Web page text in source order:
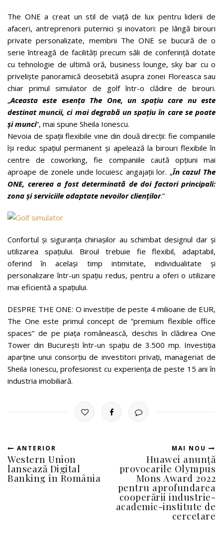
The ONE a creat un stil de viață de lux pentru liderii de
afaceri, antreprenorii puternici și inovatori: pe lângă birouri
private personalizate, membrii The ONE se bucură de o
serie întreagă de facilități precum săli de conferință dotate
cu tehnologie de ultimă oră, business lounge, sky bar cu o
priveliște panoramică deosebită asupra zonei Floreasca sau
chiar primul simulator de golf într-o clădire de birouri.
„Aceasta este esența The One, un spațiu care nu este
destinat muncii, ci mai degrabă un spațiu în care se poate
și munci”, mai spune Sheila Ionescu.
Nevoia de spații flexibile vine din două direcții: fie companiile
își reduc spațiul permanent și apelează la birouri flexibile în
centre de coworking, fie companiile caută opțiuni mai
aproape de zonele unde locuiesc angajații lor. „În cazul The
ONE, cererea a fost determinată de doi factori principali:
zona și serviciile adaptate nevoilor clienților.”
Confortul și siguranța chiriașilor au schimbat designul dar și
utilizarea spațiului. Biroul trebuie fie flexibil, adaptabil,
oferind în același timp intimitate, individualitate și
personalizare într-un spațiu redus, pentru a oferi o utilizare
mai eficientă a spațiului.
DESPRE THE ONE: O investiție de peste 4 milioane de EUR,
The One este primul concept de ”premium flexible office
spaces” de pe piața românească, deschis în clădirea One
Tower din București într-un spațiu de 3.500 mp. Investiția
aparține unui consorțiu de investitori privați, manageriat de
Sheila Ionescu, profesionist cu experiența de peste 15 ani în
industria imobiliară.
ANTERIOR
Western Union
lansează Digital
Banking în România
MAI NOU
Huawei anunță
provocarile Olympus
Mons Award 2022
pentru aprofundarea
cooperării industrie-
academic-institute de
cercetare